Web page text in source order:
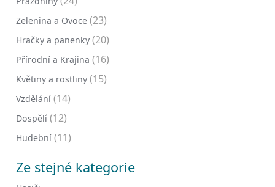
Zelenina a Ovoce (23)
Hračky a panenky (20)
Přírodní a Krajina (16)
Květiny a rostliny (15)
Vzdělání (14)
Dospělí (12)
Hudební (11)
Ze stejné kategorie